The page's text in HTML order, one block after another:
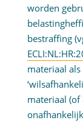
worden
bestraffing
materiaal als
materiaal (of